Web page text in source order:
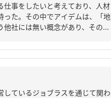
仕事をしたいと考えており、人材
った。その中でアイデムは、「地
他社には無い概念があり、その...
しているジョブラスを通じて関わ